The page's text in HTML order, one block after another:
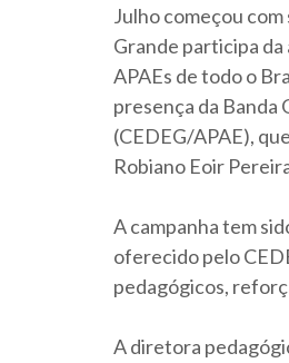
Julho começou
Grande participa da
APAEs de todo o
presença da Banda
(CEDEG/APAE),
Robiano Eoir
A campanha tem
oferecido pelo
pedagógicos,
A diretora